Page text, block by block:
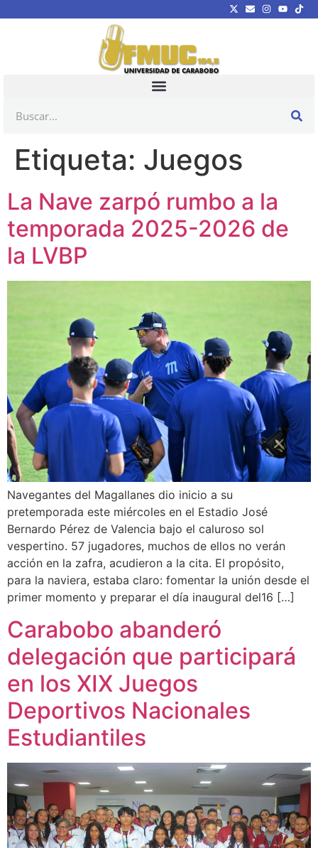
Etiqueta: Juegos
La Nave zarpó rumbo a la
temporada 2025-2026 de
la LVBP
Navegantes del Magallanes dio inicio a su
pretemporada este miércoles en el Estadio José
Bernardo Pérez de Valencia bajo el caluroso sol
vespertino. 57 jugadores, muchos de ellos no verán
acción en la zafra, acudieron a la cita. El propósito,
para la naviera, estaba claro: fomentar la unión desde el
primer momento y preparar el día inaugural del16 […]
Carabobo abanderó
delegación que participará
en los XIX Juegos
Deportivos Nacionales
Estudiantiles